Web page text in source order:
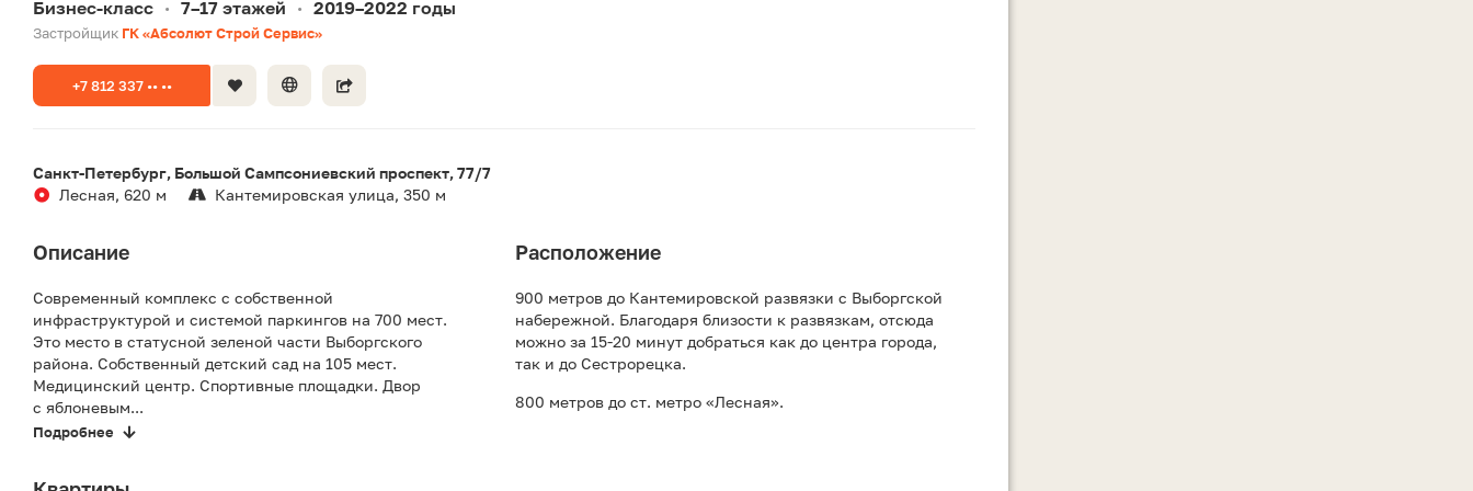
Бизнес-класс • 7–17 этажей • 2019–2022 годы
Застройщик ГК «Абсолют Строй Сервис»
+7 812 337 •• ••
Санкт-Петербург, Большой Сампсониевский проспект, 77/7
Лесная, 620 м
Кантемировская улица, 350 м
Описание
Современный комплекс с собственной
инфраструктурой и системой паркингов на 700 мест.
Это место в статусной зеленой части Выборгского
района. Собственный детский сад на 105 мест.
Медицинский центр. Спортивные площадки. Двор
с яблоневым...
Подробнее
Расположение
900 метров до Кантемировской развязки с Выборгской
набережной. Благодаря близости к развязкам, отсюда
можно за 15-20 минут добраться как до центра города,
так и до Сестрорецка.
800 метров до ст. метро «Лесная».